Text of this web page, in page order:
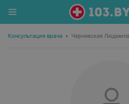
Консультация врача • Чернявская Людмила